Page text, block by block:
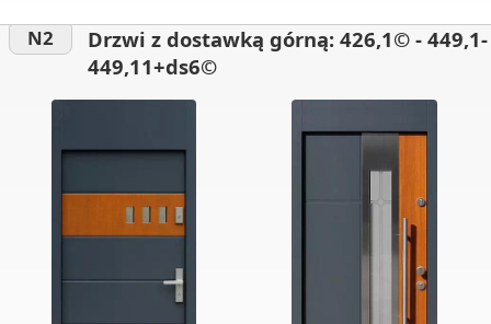
N2
Drzwi z dostawką górną: 426,1© - 449,1-
449,11+ds6©